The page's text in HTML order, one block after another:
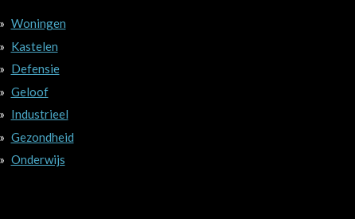
Woningen
Kastelen
Defensie
Geloof
Industrieel
Gezondheid
Onderwijs